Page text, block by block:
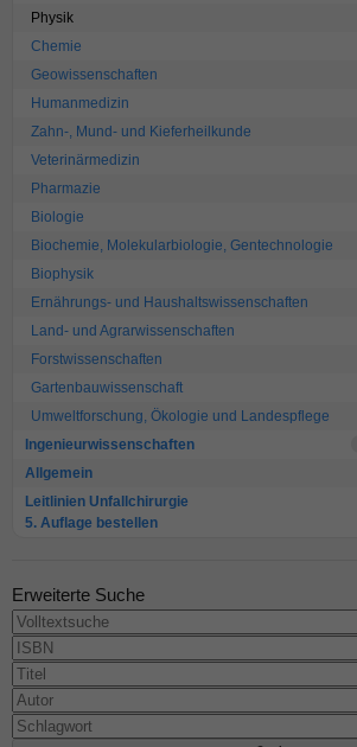
Physik
Chemie
Geowissenschaften
Humanmedizin
Zahn-, Mund- und Kieferheilkunde
Veterinärmedizin
Pharmazie
Biologie
Biochemie, Molekularbiologie, Gentechnologie
Biophysik
Ernährungs- und Haushaltswissenschaften
Land- und Agrarwissenschaften
Forstwissenschaften
Gartenbauwissenschaft
Umweltforschung, Ökologie und Landespflege
Ingenieurwissenschaften
Allgemein
Leitlinien Unfallchirurgie
5. Auflage bestellen
Erweiterte Suche